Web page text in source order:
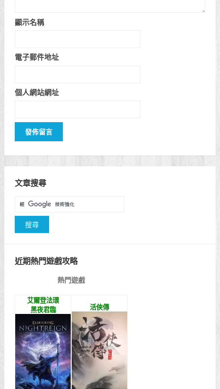
顯示名稱
電子郵件地址
個人網站網址
文章搜尋
近期熱門遊戲攻略
熱門遊戲
艾爾登法環
黑夜君臨
活俠傳